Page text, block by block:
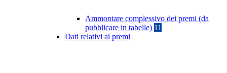
Ammontare complessivo dei premi (da
pubblicare in tabelle) 11
Dati relativi ai premi